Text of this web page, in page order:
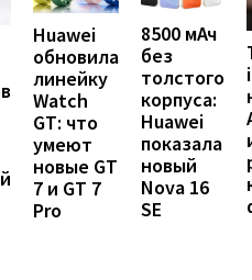
Huawei
обновила
линейку
Watch
GT: что
умеют
новые GT
7 и GT 7
Pro
8500 мАч
без
толстого
корпуса:
Huawei
показала
новый
Nova 16
SE